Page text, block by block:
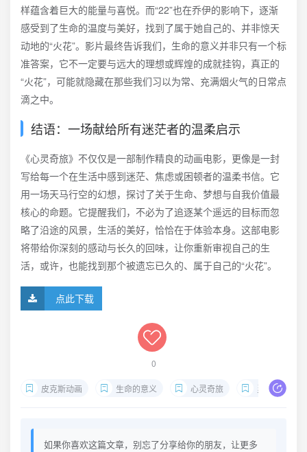
样蕴含着巨大的能量与喜悦。而“22”也在乔伊的影响下，逐渐
感受到了生命的温度与美好，找到了属于她自己的、并非惊天
动地的“火花”。影片最终告诉我们，生命的意义并非只有一个标
准答案，它不一定要与远大的理想或辉煌的成就挂钩，真正的
“火花”，可能就隐藏在那些我们习以为常、充满烟火气的日常点
滴之中。
结语：一场献给所有迷茫者的温柔启示
《心灵奇旅》不仅仅是一部制作精良的动画电影，更像是一封
写给每一个在生活中感到迷茫、焦虑或困顿者的温柔书信。它
用一场天马行空的幻想，探讨了关于生命、梦想与自我价值最
核心的命题。它提醒我们，不必为了追逐某个遥远的目标而忽
略了沿途的风景，生活的美好，恰恰在于体验本身。这部电影
将带给你深刻的感动与长久的回味，让你重新审视自己的生
活，或许，也能找到那个被遗忘已久的、属于自己的“火花”。
点此下载
0
皮克斯动画 生命的意义 心灵奇旅 灵魂之旅
如果你喜欢这篇文章，别忘了分享给你的朋友，让更多